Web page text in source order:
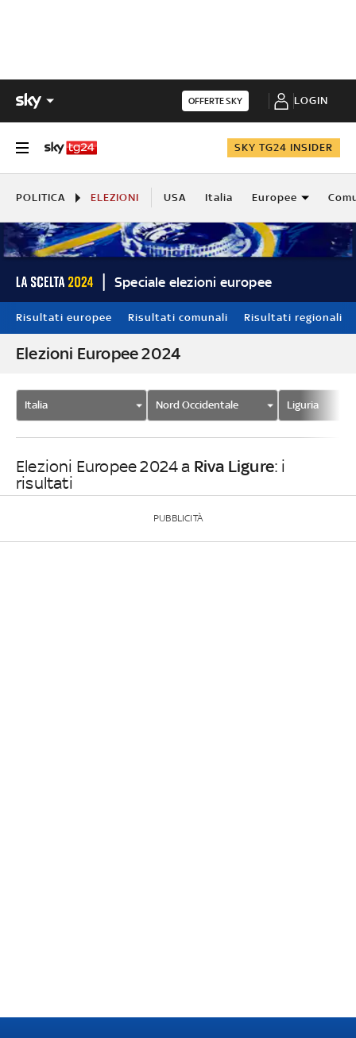
OFFERTE SKY LOGIN
SKY TG24 INSIDER
POLITICA ELEZIONI USA Italia Europee
Speciale elezioni europee
Risultati europee Risultati comunali Risultati regionali
Elezioni Europee 2024
Italia Nord Occidentale Liguria
Elezioni Europee 2024 a Riva Ligure: i
risultati
PUBBLICITÀ